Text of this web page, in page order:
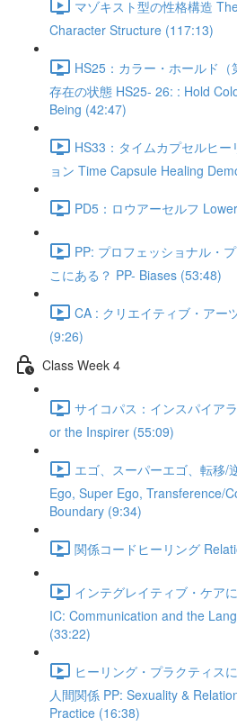
マゾキスト型の性格構造
Character Structure (117:13)
HS25：カラー・ホールド（
存在の状態 HS25- 26: : Hold
Being (42:47)
HS33：タイムカプセルヒ
ョン Time Capsule Healing
PD5：ロウアーセルフ
PP: プロフェッショナル・
こにある？ PP- Biases (53:48)
CA : クリエイティブ・アー
(9:26)
Class Week 4
サイコパス：インスパイア
or the Inspirer (55:09)
エゴ、スーパーエゴ、転移/
Ego, Super Ego, Transference/
Boundary (9:34)
関係コードヒーリング
インテグレイティブ・ケア
IC: Communication and the
(33:22)
ヒーリング・プラクティス
人間関係 PP: Sexuality &
Practice (16:38)